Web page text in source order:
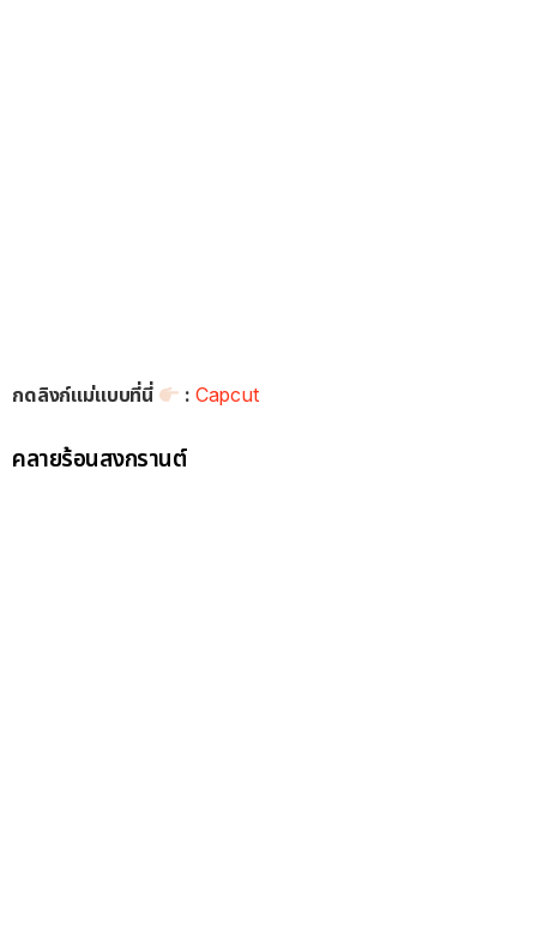
กดลิงก์แม่แบบที่นี่ : Capcut
คลายร้อนสงกรานต์